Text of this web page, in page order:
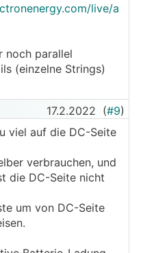
live/a
noch parallel
(einzelne Strings)
17.2.2022 (#9)
viel auf die DC-Seite
verbrauchen, und
die DC-Seite nicht
um von DC-Seite